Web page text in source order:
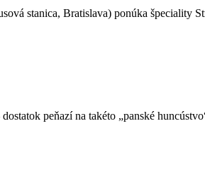
stanica, Bratislava) ponúka špeciality
peňazí na takéto „panské